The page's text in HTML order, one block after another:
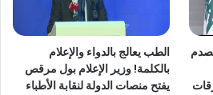
الطب يعالج بالدواء والإعلام
بالكلمة! وزير الإعلام بول مرقص
يفتح منصات الدولة لنقابة الأطباء